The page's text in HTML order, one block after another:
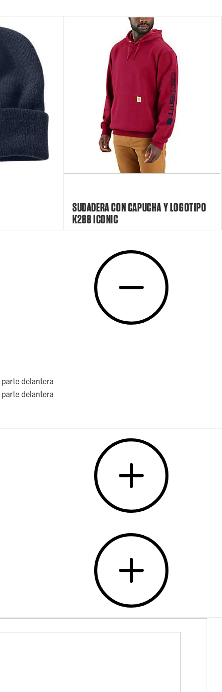
SUDADERA CON CAPUCHA Y LOGOTIPO
K288 ICONIC
delantera
delantera